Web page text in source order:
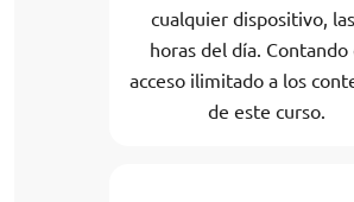
cualquier dispositivo,
horas del día. Contando
acceso ilimitado a los
de este curso.